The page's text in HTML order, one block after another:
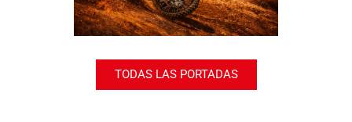
TODAS LAS PORTADAS